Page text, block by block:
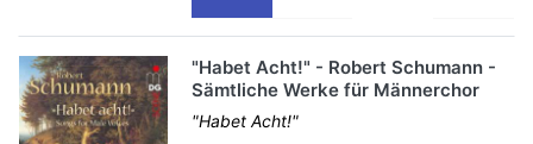
"Habet Acht!" - Robert Schumann -
Sämtliche Werke für Männerchor
"Habet Acht!"